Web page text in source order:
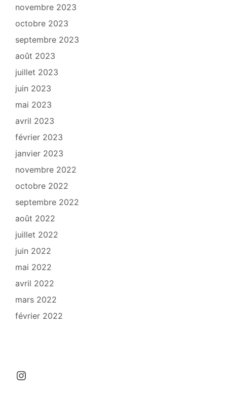
novembre 2023
octobre 2023
septembre 2023
août 2023
juillet 2023
juin 2023
mai 2023
avril 2023
février 2023
janvier 2023
novembre 2022
octobre 2022
septembre 2022
août 2022
juillet 2022
juin 2022
mai 2022
avril 2022
mars 2022
février 2022
Instagram